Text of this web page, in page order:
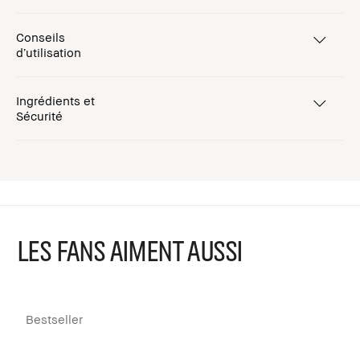
Conseils
d’utilisation
Ingrédients et
Sécurité
LES FANS AIMENT AUSSI
Bestseller